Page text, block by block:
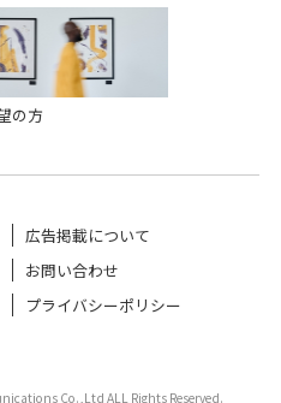
の方
広告掲載について
お問い合わせ
プライバシーポリシー
Co.,Ltd ALL Rights Reserved.